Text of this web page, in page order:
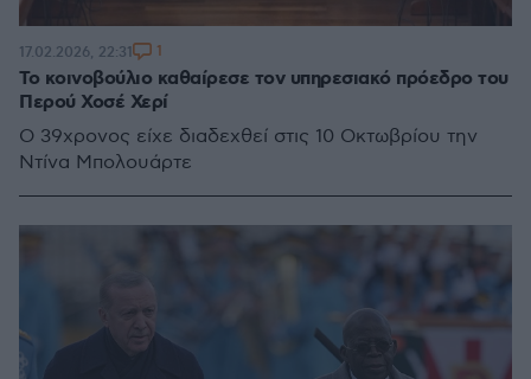
Το κοινοβούλιο καθαίρεσε τον υπηρεσιακό πρόεδρο του
Περού Χοσέ Χερί
Ο 39χρονος είχε διαδεχθεί στις 10 Οκτωβρίου την
Ντίνα Μπολουάρτε
17.02.2026, 22:31 1